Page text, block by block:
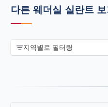
다른 웨더실 실란트
지역별로 필터링